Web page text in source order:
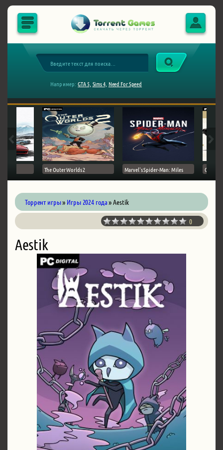
Например: GTA 5, Sims 4, Need For Speed
The Outer Worlds 2 Marvel's Spider-Man: Miles Ghost
Торрент игры» Игры 2024 года» Aestik
0
Aestik